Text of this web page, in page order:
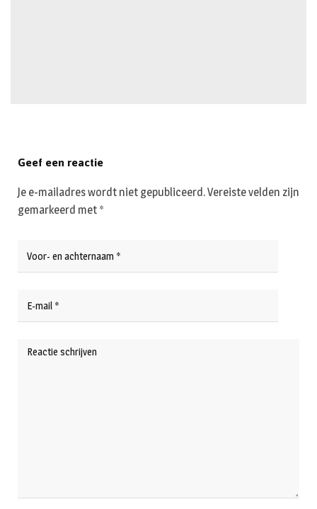
Geef een reactie
Je e-mailadres wordt niet gepubliceerd.Vereiste velden zijn
gemarkeerd met *